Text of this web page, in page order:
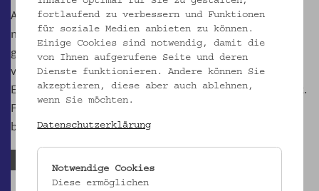
Anna und Mina, die Großtanten, sind 1919 aus der Provinz
nach Wien gegangen. Stadtindianerinnen sind sie
geworden, und haben die Stadt ihr Leben lang nicht mehr
verlassen. Ob aus wirtschaftlichen Zwängen oder um der
Enge der Salzburger Provinz zu entfliehen, ist nicht bekannt.
Fest steht, sie haben neu angefangen. Ihre Fotografien
bezeugen ein bewegtes Frauenleben.
fortlaufend zu verbessern und Funktionen
für soziale Medien anbieten zu können.
Einige Cookies sind notwendig, damit die
von Ihnen aufgerufene Seite und deren
Dienste funktionieren. Andere können Sie
akzeptieren, diese aber auch ablehnen,
wenn Sie möchten.
Datenschutzerklärung
Notwendige Cookies
Diese ermöglichen